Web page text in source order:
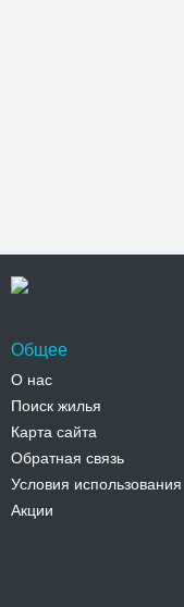
Общее
О нас
Поиск жилья
Карта сайта
Обратная связь
Условия использования
Акции